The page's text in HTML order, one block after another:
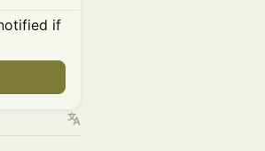
if